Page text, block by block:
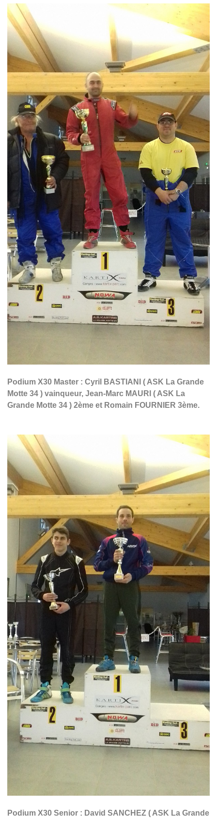
Podium X30 Master : Cyril BASTIANI ( ASK La Grande
Motte 34 ) vainqueur, Jean-Marc MAURI ( ASK La
Grande Motte 34 ) 2ème et Romain FOURNIER 3ème.
Podium X30 Senior : David SANCHEZ ( ASK La Grande